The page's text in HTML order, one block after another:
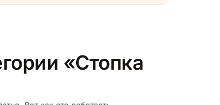
«Стопка